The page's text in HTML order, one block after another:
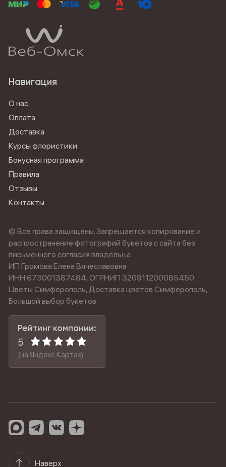
Навигация
О нас
Оплата
Доставка
Курсы флористики
Бонусная программа
Правила
Отзывы
Контакты
© Все права защищены. Запрещается копирование и
распространение фотографий букетов с сайта без
письменного согласия владельца.
ИП Громова Елена Вячеславовна
ИНН 673001387484, ОГРНИП 320911200085450
Цветы Симферополь, Доставка цветов Симферополь,
Большой выбор букетов
Рейтинг компании:
5
(на Яндекс Картах)
Наверх